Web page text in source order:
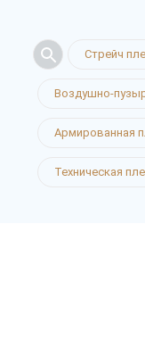
Стрейч
Воздушно-
Армированная
Техническая